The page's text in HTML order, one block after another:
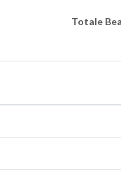
Totale